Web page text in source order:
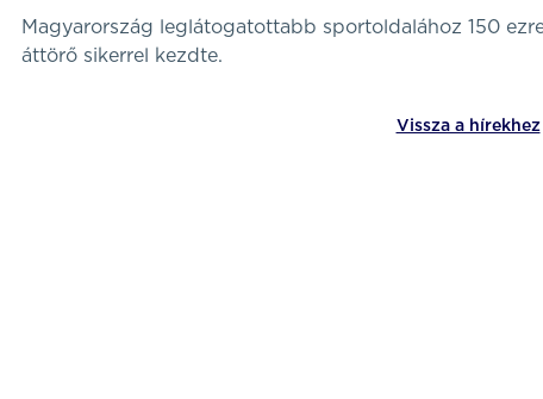
Magyarország leglátogatottabb sportoldalához 150
áttörő sikerrel kezdte.
Vissza a hírekhez